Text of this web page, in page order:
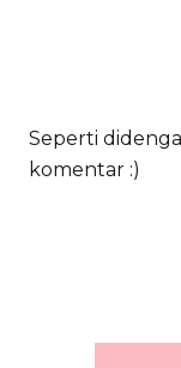
Seperti
komentar :)